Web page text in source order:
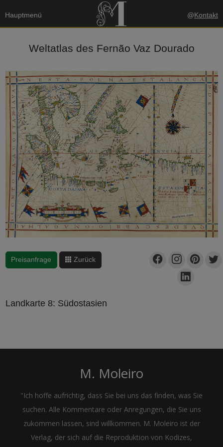
Hauptmenü @Kontakt
Weltatlas des Fernão Vaz Dourado
Preisanfrage Zurück
Landkarte 8: Südostasien
M. Moleiro
"Ich hoffe aufrichtig, dass Sie bei uns das finden, was Sie
suchen. Alle Kommentare oder Anregungen, die Sie uns
zukommen lassen, sind willkommen. M. Moleiro ist der
Verlag, der sich auf die Reproduktion von Kodizes,